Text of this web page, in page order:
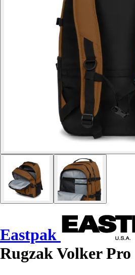
Eastpak
Rugzak Volker Pro